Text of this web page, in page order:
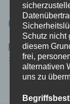
EURE
Mitgliedsantrag:
> Download <
Schutz nicht
diesem
frei,
alternativen
uns zu